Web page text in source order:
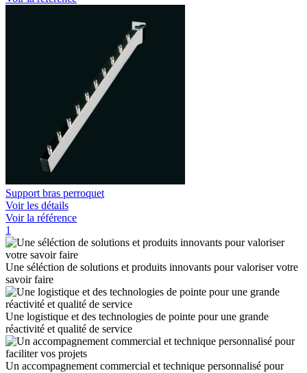
Support bras perroquet
Voir les détails
Voir la référence
1
Une séléction de solutions et produits innovants pour valoriser votre
savoir faire
Une logistique et des technologies de pointe pour une grande
réactivité et qualité de service
Un accompagnement commercial et technique personnalisé pour